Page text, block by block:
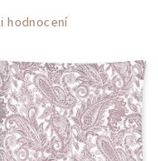
hodnocení